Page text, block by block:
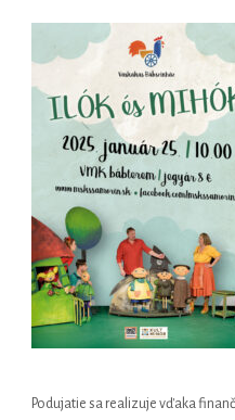
Podujatie sa realizuje vďaka